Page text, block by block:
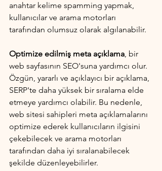
anahtar kelime spamming yapmak,
kullanıcılar ve arama motorları
tarafından olumsuz olarak algılanabilir.
Optimize edilmiş meta açıklama, bir
web sayfasının SEO'suna yardımcı olur.
Özgün, yararlı ve açıklayıcı bir açıklama,
SERP'te daha yüksek bir sıralama elde
etmeye yardımcı olabilir. Bu nedenle,
web sitesi sahipleri meta açıklamalarını
optimize ederek kullanıcıların ilgisini
çekebilecek ve arama motorları
tarafından daha iyi sıralanabilecek
şekilde düzenleyebilirler.